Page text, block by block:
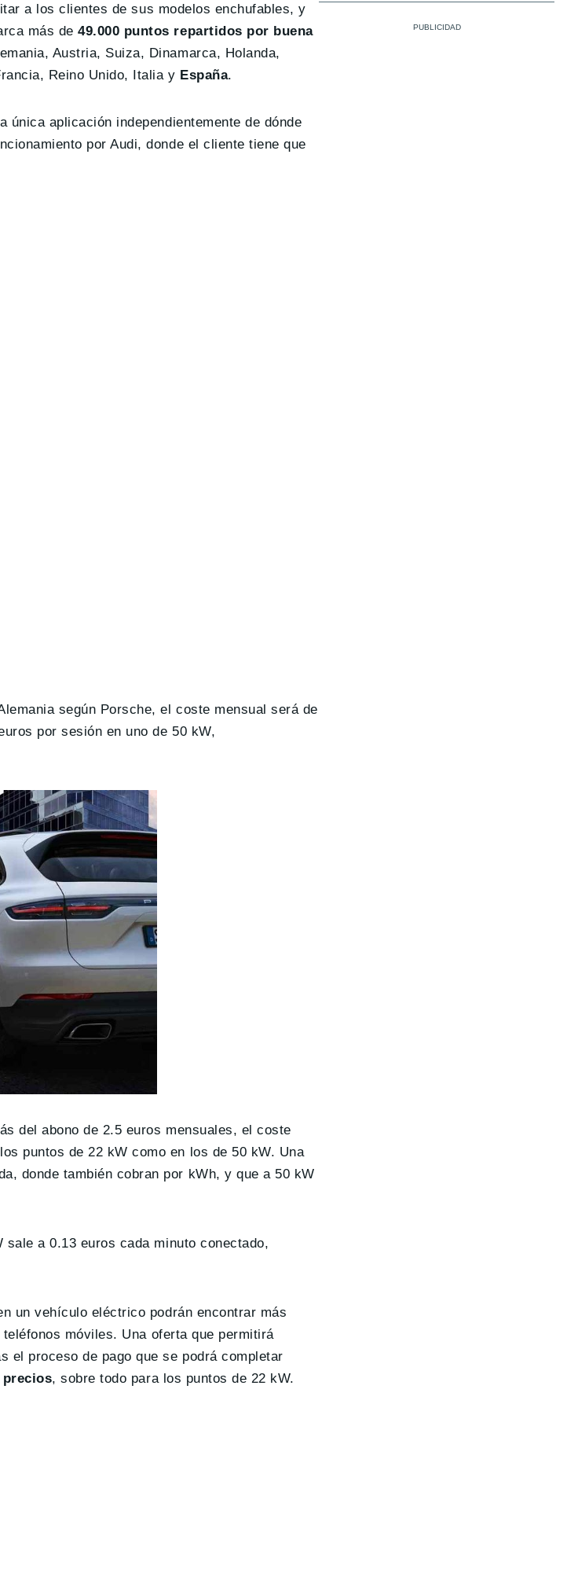
a los clientes de sus modelos enchufables, y
más de49.000 puntos repartidos por buena
Austria, Suiza, Dinamarca, Holanda,
Reino Unido, Italia y España.
aplicación independientemente de dónde
por Audi, donde el cliente tiene que
según Porsche, el coste mensual será de
por sesión en uno de 50 kW,
del abono de 2.5 euros mensuales, el coste
puntos de 22 kW como en los de 50 kW. Una
donde también cobran por kWh, y que a 50 kW
a 0.13 euros cada minuto conectado,
un vehículo eléctrico podrán encontrar más
móviles. Una oferta que permitirá
el proceso de pago que se podrá completar
, sobre todo para los puntos de 22 kW.